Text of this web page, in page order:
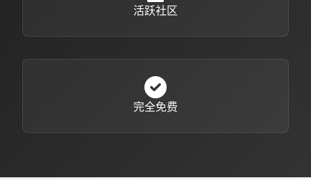
活跃社区
完全免费